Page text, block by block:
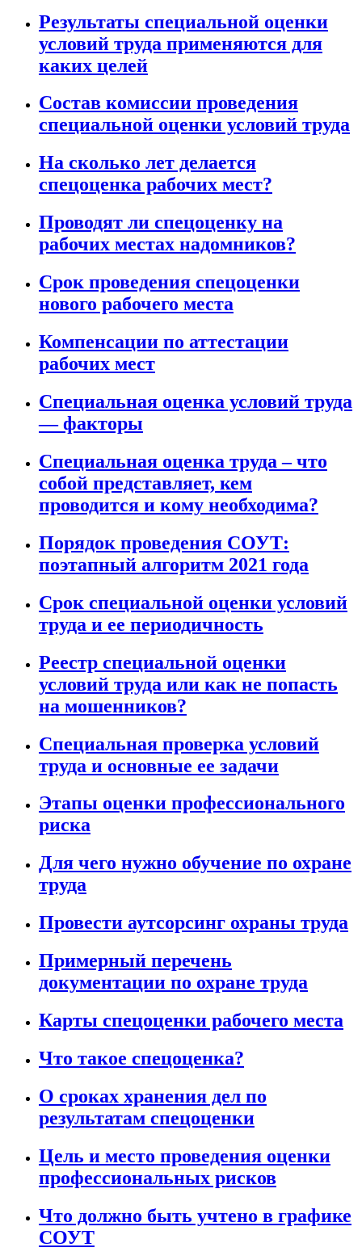
Результаты специальной оценки
условий труда применяются для
каких целей
Состав комиссии проведения
специальной оценки условий труда
На сколько лет делается
спецоценка рабочих мест?
Проводят ли спецоценку на
рабочих местах надомников?
Срок проведения спецоценки
нового рабочего места
Компенсации по аттестации
рабочих мест
Специальная оценка условий труда
— факторы
Специальная оценка труда – что
собой представляет, кем
проводится и кому необходима?
Порядок проведения СОУТ:
поэтапный алгоритм 2021 года
Срок специальной оценки условий
труда и ее периодичность
Реестр специальной оценки
условий труда или как не попасть
на мошенников?
Специальная проверка условий
труда и основные ее задачи
Этапы оценки профессионального
риска
Для чего нужно обучение по охране
труда
Провести аутсорсинг охраны труда
Примерный перечень
документации по охране труда
Карты спецоценки рабочего места
Что такое спецоценка?
О сроках хранения дел по
результатам спецоценки
Цель и место проведения оценки
профессиональных рисков
Что должно быть учтено в графике
СОУТ